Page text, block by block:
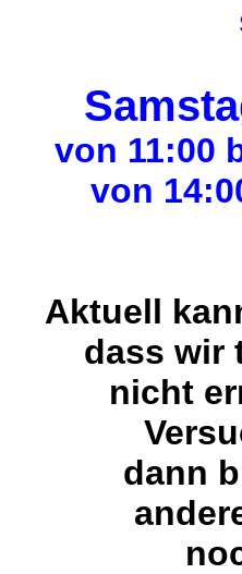
von 11:00
von
Aktuell
dass wir
nicht
dann